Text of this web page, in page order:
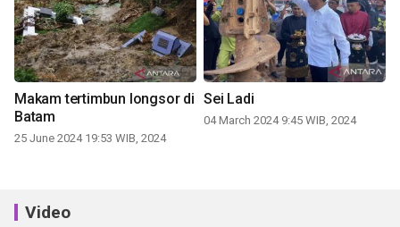
Makam tertimbun longsor di
Batam
25 June 2024 19:53 WIB, 2024
Sei Ladi
04 March 2024 9:45 WIB, 2024
Video